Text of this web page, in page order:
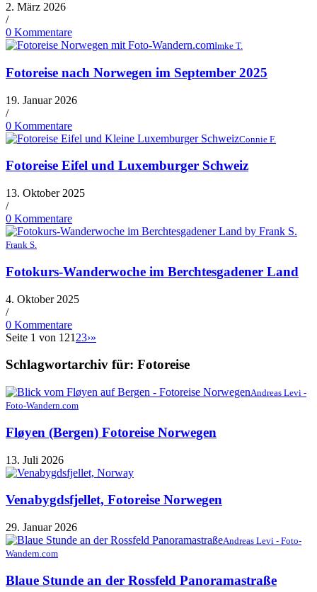
2. März 2026
/
0 Kommentare
Imke T.
Fotoreise nach Norwegen im September 2025
19. Januar 2026
/
0 Kommentare
Connie F.
Fotoreise Eifel und Luxemburger Schweiz
13. Oktober 2025
/
0 Kommentare
Frank S.
Fotokurs-Wanderwoche im Berchtesgadener Land
4. Oktober 2025
/
0 Kommentare
Seite 1 von 121 23›»
Schlagwortarchiv für: Fotoreise
Andreas Levi -
Foto-Wandern.com
Fløyen (Bergen) Fotoreise Norwegen
13. Juli 2026
Venabygdsfjellet, Fotoreise Norwegen
29. Januar 2026
Andreas Levi - Foto-
Wandern.com
Blaue Stunde an der Rossfeld Panoramastraße